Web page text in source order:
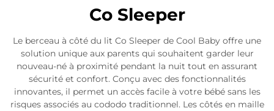
Co Sleeper
Le berceau à côté du lit Co Sleeper de Cool Baby offre une
solution unique aux parents qui souhaitent garder leur
nouveau-né à proximité pendant la nuit tout en assurant
sécurité et confort. Conçu avec des fonctionnalités
innovantes, il permet un accès facile à votre bébé sans les
risques associés au cododo traditionnel. Les côtés en maille